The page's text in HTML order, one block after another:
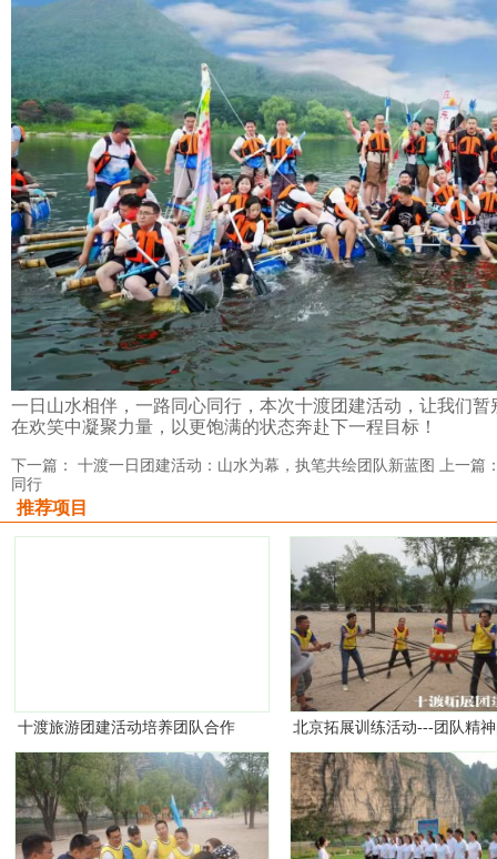
一日山水相伴，一路同心同行 ， 本次十渡团建活动 ，让我们
在欢笑中凝聚力量，以更饱满的状态奔赴下一程目标！
下一篇： 十渡一日团建活动：山水为幕，执笔共绘团队新蓝图 上一篇
同行
推荐项目
十渡旅游团建活动培养团队合作
精神
北京拓展训练活动---团队精
意义